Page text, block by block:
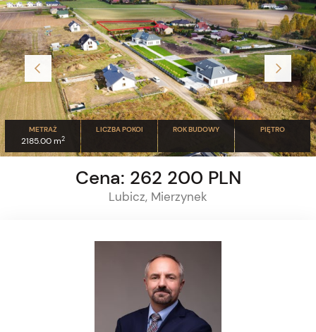
METRAŻ
2185.00 m2
LICZBA POKOI ROK BUDOWY PIĘTRO
Cena: 262 200 PLN
Lubicz, Mierzynek